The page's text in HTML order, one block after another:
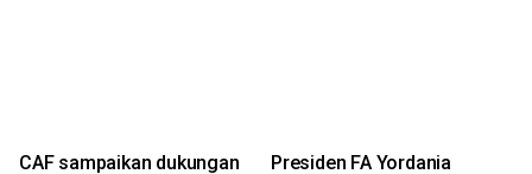
CAF sampaikan dukungan
Presiden FA Yordania